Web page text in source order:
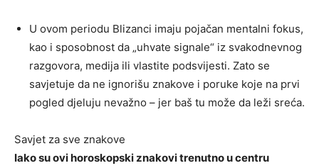
U ovom periodu Blizanci imaju pojačan mentalni fokus,
kao i sposobnost da „uhvate signale“ iz svakodnevnog
razgovora, medija ili vlastite podsvijesti. Zato se
savjetuje da ne ignorišu znakove i poruke koje na prvi
pogled djeluju nevažno – jer baš tu može da leži sreća.
Savjet za sve znakove
Iako su ovi horoskopski znakovi trenutno u centru